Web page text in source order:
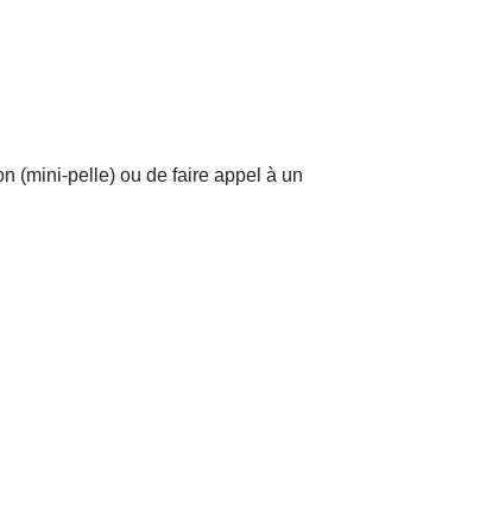
(mini-pelle) ou de faire appel à un